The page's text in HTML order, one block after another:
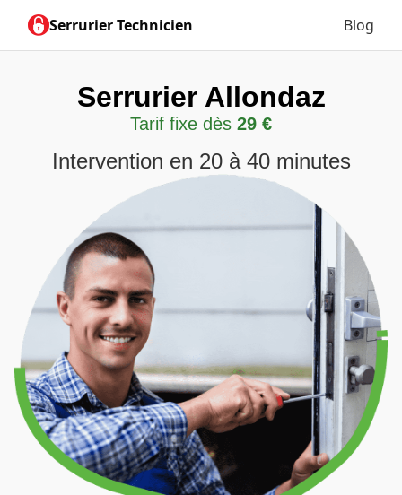
Serrurier Technicien Blog
Serrurier Allondaz
Tarif fixe dès 29 €
Intervention en 20 à 40 minutes